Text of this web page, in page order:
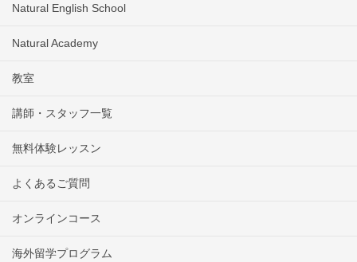
Natural English School
Natural Academy
教室
講師・スタッフ一覧
無料体験レッスン
よくあるご質問
オンラインコース
海外留学プログラム